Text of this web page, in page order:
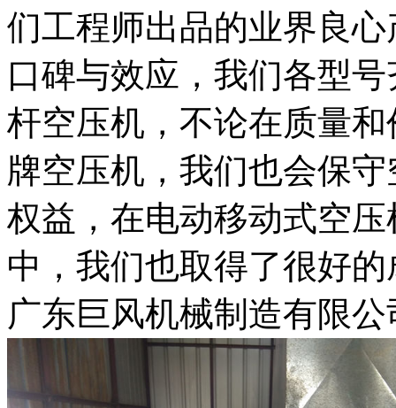
们工程师出品的业界良
口碑与效应，我们各型
杆空压机，不论在质量
牌空压机，我们也会保
权益，在电动移动式空
中，我们也取得了很好
广东巨风机械制造有限